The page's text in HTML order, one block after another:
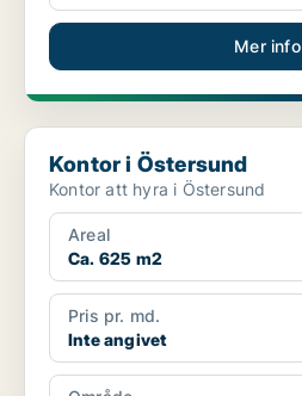
Mer info
Kontor i Östersund
Kontor i Östersund
Kontor att hyra i Östersund
Areal
Ca. 625 m2
Pris pr. md.
Inte angivet